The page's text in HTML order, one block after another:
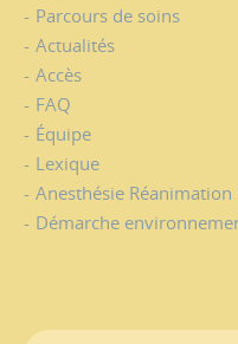
Parcours de soins
Actualités
Accès
FAQ
Équipe
Lexique
Anesthésie
Démarche